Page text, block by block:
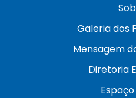
Galeria dos
Mensagem
Diretoria
Espaço